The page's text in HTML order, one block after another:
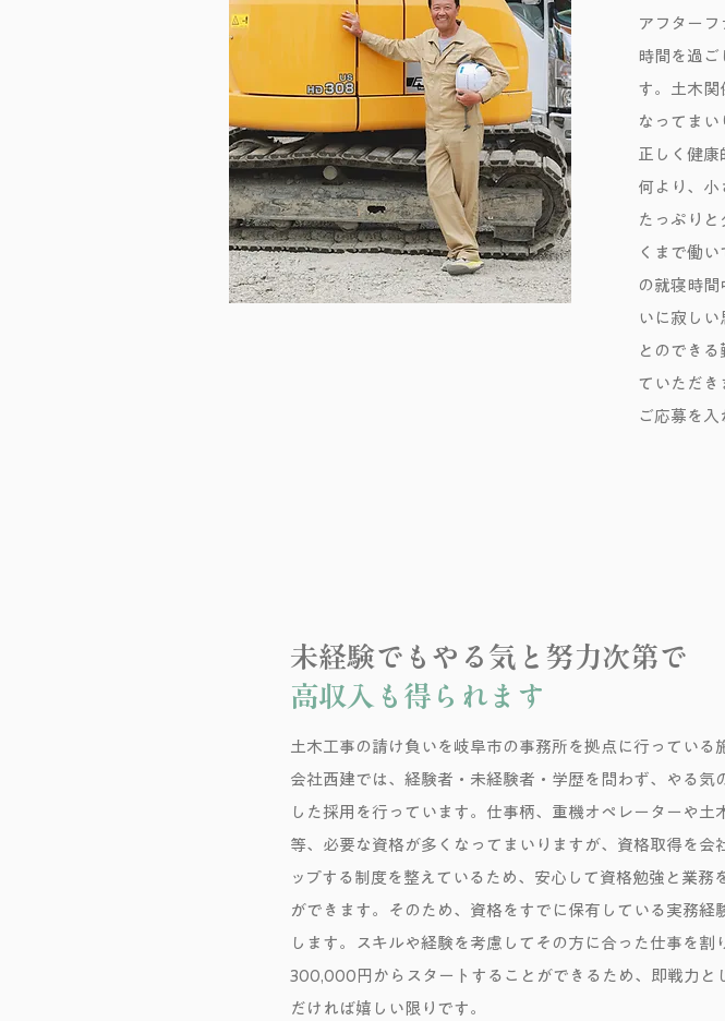
アフター
時間を過
す。土木関
なってま
正しく健康
何より、小
たっぷり
くまで働
の就寝時
いに寂し
とのでき
ていただき
ご応募を入
未経験でもやる気と努力次第で
高収入も得られます
土木工事の請け負いを岐阜市の事務所を拠点に行っている
会社西建では、経験者・未経験者・学歴を問わず、やる気
した採用を行っています。仕事柄、重機オペレーターや土
等、必要な資格が多くなってまいりますが、資格取得を会
ップする制度を整えているため、安心して資格勉強と業務
ができます。そのため、資格をすでに保有している実務経
します。スキルや経験を考慮してその方に合った仕事を割
300,000円からスタートすることができるため、即戦力と
だければ嬉しい限りです。